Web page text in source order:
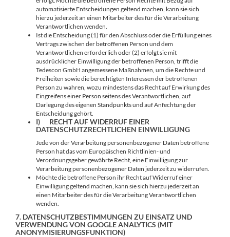
automatisierte Entscheidungen geltend machen, kann sie sich
hierzu jederzeit an einen Mitarbeiter des für die Verarbeitung
Verantwortlichen wenden.
Ist die Entscheidung (1) für den Abschluss oder die Erfüllung eines
Vertrags zwischen der betroffenen Person und dem
Verantwortlichen erforderlich oder (2) erfolgt sie mit
ausdrücklicher Einwilligung der betroffenen Person, trifft die
Tedescon GmbH angemessene Maßnahmen, um die Rechte und
Freiheiten sowie die berechtigten Interessen der betroffenen
Person zu wahren, wozu mindestens das Recht auf Erwirkung des
Eingreifens einer Person seitens des Verantwortlichen, auf
Darlegung des eigenen Standpunkts und auf Anfechtung der
Entscheidung gehört.
I) RECHT AUF WIDERRUF EINER
DATENSCHUTZRECHTLICHEN EINWILLIGUNG
Jede von der Verarbeitung personenbezogener Daten betroffene
Person hat das vom Europäischen Richtlinien- und
Verordnungsgeber gewährte Recht, eine Einwilligung zur
Verarbeitung personenbezogener Daten jederzeit zu widerrufen.
Möchte die betroffene Person ihr Recht auf Widerruf einer
Einwilligung geltend machen, kann sie sich hierzu jederzeit an
einen Mitarbeiter des für die Verarbeitung Verantwortlichen
wenden.
7. DATENSCHUTZBESTIMMUNGEN ZU EINSATZ UND
VERWENDUNG VON GOOGLE ANALYTICS (MIT
ANONYMISIERUNGSFUNKTION)